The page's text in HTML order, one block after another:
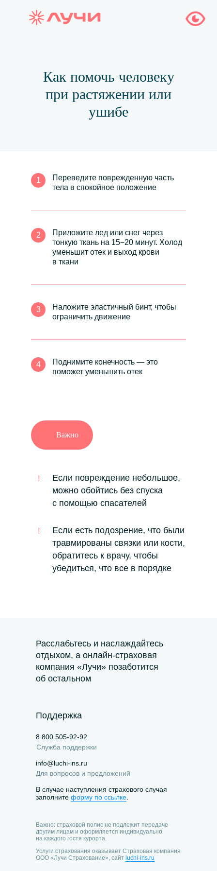
Как помочь человеку
при растяжении или
ушибе
1
Переведите поврежденную часть
тела в спокойное положение
2
Приложите лед или снег через
тонкую ткань на 15−20 минут. Холод
уменьшит отек и выход крови
в ткани
3
Наложите эластичный бинт, чтобы
ограничить движение
4
Поднимите конечность — это
поможет уменьшить отек
Важно
!
Если повреждение небольшое,
можно обойтись без спуска
с помощью спасателей
!
Если есть подозрение, что были
травмированы связки или кости,
обратитесь к врачу, чтобы
убедиться, что все в порядке
Расслабьтесь и наслаждайтесь
отдыхом, а онлайн-страховая
компания «Лучи» позаботится
об остальном
Услуги страхования оказывает Страховая компания
ООО «Лучи Страхование», сайт luchi-ins.ru
Важно: страховой полис не подлежит передаче
другим лицам и оформляется индивидуально
на каждого гостя курорта.
info@luchi-ins.ru
Для вопросов и предложений
8 800 505-92-92
Служба поддержки
Поддержка
В случае наступления страхового случая
заполните форму по ссылке